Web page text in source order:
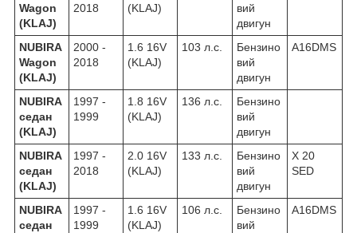
Wagon
(KLAJ)
2018
(KLAJ)
вий
двигун
NUBIRA
Wagon
(KLAJ)
2000 -
2018
1.6 16V
(KLAJ)
103 л.с.
Бензино
вий
двигун
A16DMS
NUBIRA
седан
(KLAJ)
1997 -
1999
1.8 16V
(KLAJ)
136 л.с.
Бензино
вий
двигун
NUBIRA
седан
(KLAJ)
1997 -
2018
2.0 16V
(KLAJ)
133 л.с.
Бензино
вий
двигун
X 20
SED
NUBIRA
седан
1997 -
1999
1.6 16V
(KLAJ)
106 л.с.
Бензино
вий
A16DMS